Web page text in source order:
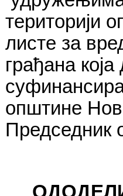
територији
листе за
грађана
општине
Председник